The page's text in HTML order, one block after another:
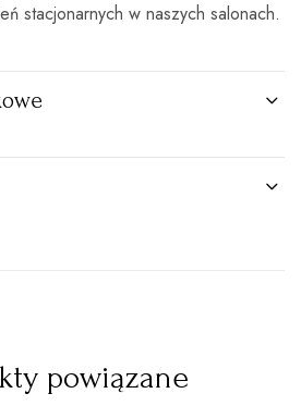
stacjonarnych w naszych salonach.
powiązane